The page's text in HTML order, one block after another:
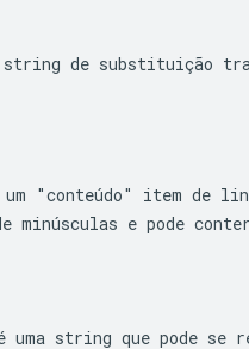
string de substituição
um "conteúdo" item de
minúsculas e pode
string que pode